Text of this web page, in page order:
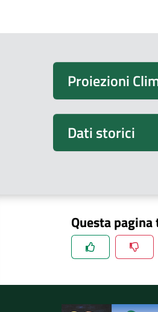
Proiezioni
Dati storici
Questa
Spiegaci perchè,